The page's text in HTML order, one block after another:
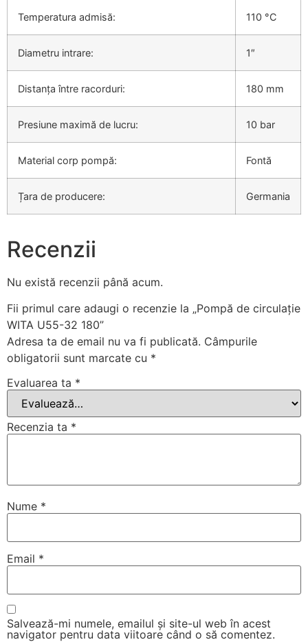
Temperatura admisă: 110 °C
Diametru intrare: 1″
Distanța între racorduri: 180 mm
Presiune maximă de lucru: 10 bar
Material corp pompă: Fontă
Țara de producere: Germania
Recenzii
Nu există recenzii până acum.
Fii primul care adaugi o recenzie la „Pompă de circulație
WITA U55-32 180”
Adresa ta de email nu va fi publicată. Câmpurile
obligatorii sunt marcate cu *
Evaluarea ta *
Recenzia ta *
Nume *
Email *
Salvează-mi numele, emailul și site-ul web în acest
navigator pentru data viitoare când o să comentez.